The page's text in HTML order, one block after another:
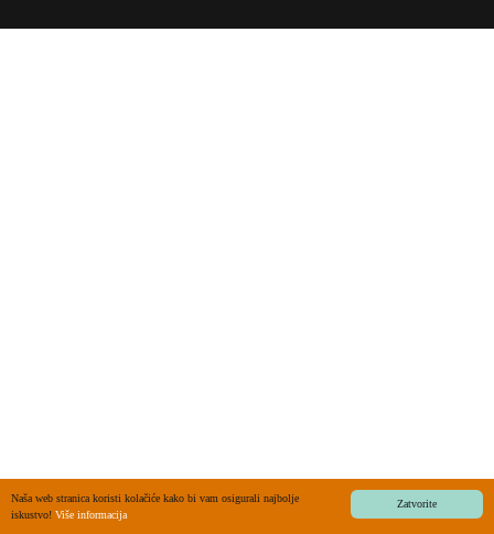
Zatvorite
Naša web stranica koristi kolačiće kako bi vam osigurali najbolje
iskustvo! Više informacija